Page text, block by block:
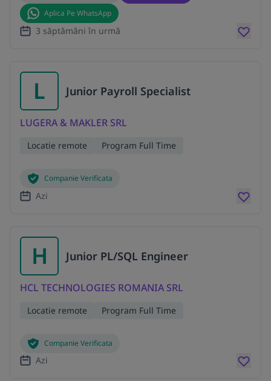
Aplica Pe WhatsApp
3 săptămâni în urmă
L Junior Payroll Specialist
LUGERA & MAKLER SRL
Locatie remote Program Full Time
Companie Verificata
Azi
H Junior PL/SQL Engineer
HCL TECHNOLOGIES ROMANIA SRL
Locatie remote Program Full Time
Companie Verificata
Azi